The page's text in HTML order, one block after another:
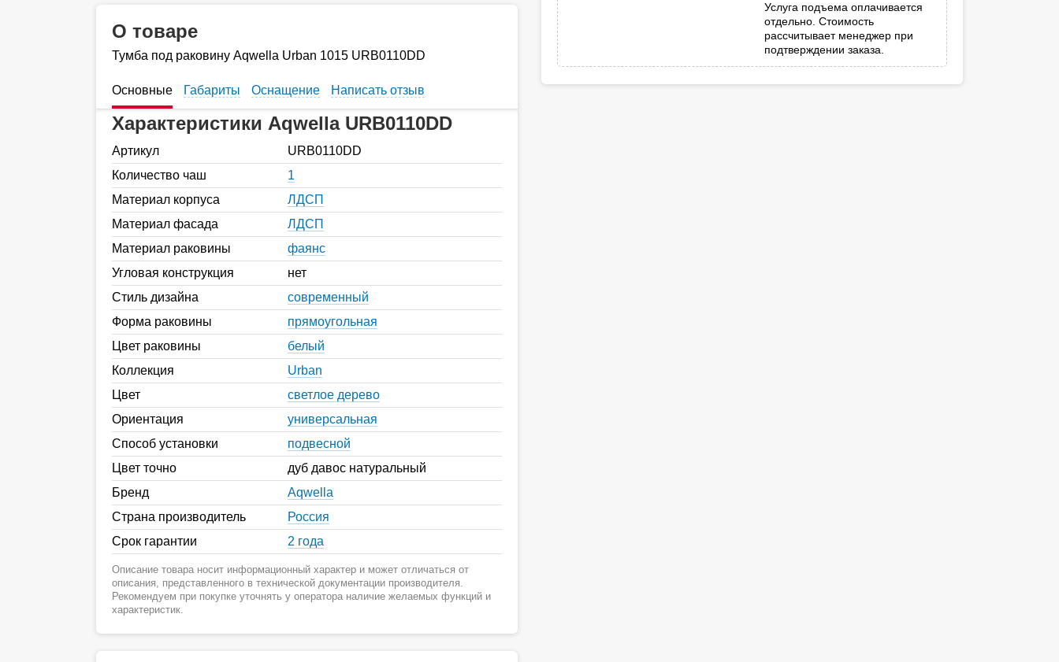
Услуга подъема оплачивается
отдельно. Стоимость
рассчитывает менеджер при
подтверждении заказа.
О товаре
Тумба под раковину Aqwella Urban 1015 URB0110DD
Основные Габариты Оснащение Написать отзыв
Характеристики Aqwella URB0110DD
Артикул
URB0110DD
Количество чаш
1
Материал корпуса
ЛДСП
Материал фасада
ЛДСП
Материал раковины
фаянс
Угловая конструкция
нет
Стиль дизайна
современный
Форма раковины
прямоугольная
Цвет раковины
белый
Коллекция
Urban
Цвет
светлое дерево
Ориентация
универсальная
Способ установки
подвесной
Цвет точно
дуб давос натуральный
Бренд
Aqwella
Страна производитель
Россия
Срок гарантии
2 года
Описание товара носит информационный характер и может отличаться от
описания, представленного в технической документации производителя.
Рекомендуем при покупке уточнять у оператора наличие желаемых функций и
характеристик.